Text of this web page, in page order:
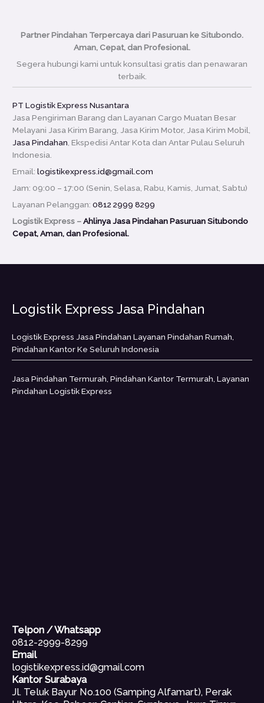
Partner Pindahan Terpercaya dari Pasuruan ke Situbondo.
Aman, Cepat, dan Profesional.
Segera hubungi kami untuk konsultasi gratis dan penawaran
terbaik.
PT Logistik Express Nusantara
Jasa Pengiriman Barang dan Layanan Cargo Muatan Besar
Melayani Jasa Kirim Barang, Jasa Kirim Motor, Jasa Kirim Mobil,
Jasa Pindahan, Ekspedisi Antar Kota dan Antar Pulau Seluruh
Indonesia.
Email:logistikexpress.id@gmail.com
Jam: 09:00 – 17:00 (Senin, Selasa, Rabu, Kamis, Jumat, Sabtu)
Layanan Pelanggan:0812 2999 8299
Logistik Express –Ahlinya Jasa Pindahan Pasuruan Situbondo
Cepat, Aman, dan Profesional.
Logistik Express Jasa Pindahan
Logistik Express Jasa Pindahan Layanan Pindahan Rumah,
Pindahan Kantor Ke Seluruh Indonesia
Jasa Pindahan Termurah, Pindahan Kantor Termurah, Layanan
Pindahan Logistik Express
Telpon / Whatsapp
0812-2999-8299
Email
logistikexpress.id@gmail.com
Kantor Surabaya
Jl. Teluk Bayur No.100 (Samping Alfamart), Perak